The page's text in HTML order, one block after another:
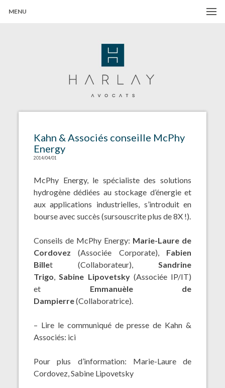
MENU
Kahn & Associés conseille McPhy
Energy
2014/04/01
McPhy Energy, le spécialiste des solutions
hydrogène dédiées au stockage d’énergie et
aux applications industrielles, s’introduit en
bourse avec succès (sursouscrite plus de 8X !).
Conseils de McPhy Energy: Marie-Laure de
Cordovez (Associée Corporate), Fabien
Billet (Collaborateur),Sandrine
Trigo,Sabine Lipovetsky(Associée IP/IT)
et Emmanuèle de
Dampierre(Collaboratrice).
– Lire le communiqué de presse de Kahn &
Associés: ici
Pour plus d’information: Marie-Laure de
Cordovez,Sabine Lipovetsky